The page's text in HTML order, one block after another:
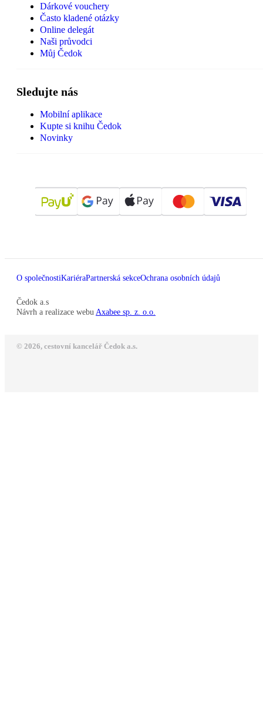
Dárkové vouchery
Často kladené otázky
Online delegát
Naši průvodci
Můj Čedok
Sledujte nás
Mobilní aplikace
Kupte si knihu Čedok
Novinky
O společnostiKariéraPartnerská sekceOchrana osobních údajů
Čedok a.s
Návrh a realizace webu Axabee sp. z. o.o.
© 2026, cestovní kancelář Čedok a.s.